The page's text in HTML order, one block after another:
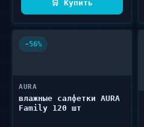
🛒 Купить
-56%
AURA
влажные салфетки AURA
Family 120 шт